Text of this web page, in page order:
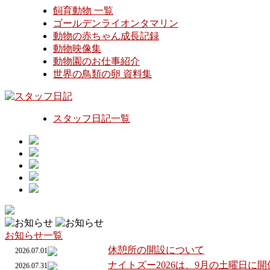
飼育動物 一覧
ゴールデンライオンタマリン
動物の赤ちゃん成長記録
動物映像集
動物園のお仕事紹介
世界の鳥類の卵 資料集
スタッフ日記一覧
お知らせ一覧
2026.07.01 休憩所の開設について
2026.07.31 ナイトズー2026は、9月の土曜日に開